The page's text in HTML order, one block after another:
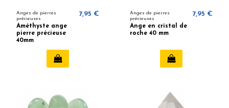
Anges de pierres
précieuses
Améthyste ange
pierre précieuse
40mm
7,95 €
Anges de pierres
précieuses
Ange en cristal de
roche 40 mm
7,95 €